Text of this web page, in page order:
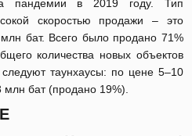
пандемии в 2019 году. Тип
скоростью продажи – это
бат. Всего было продано 71%
количества новых объектов
таунхаусы: по цене 5–10
бат (продано 19%).